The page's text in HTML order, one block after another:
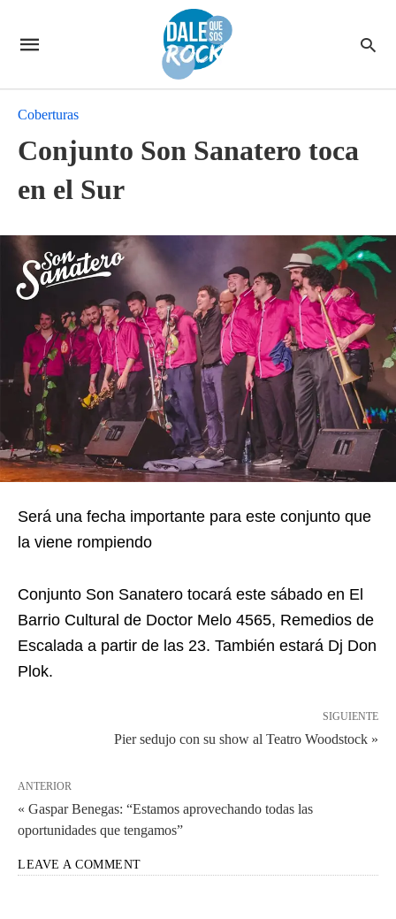
Coberturas
Conjunto Son Sanatero toca
en el Sur
Será una fecha importante para este conjunto que
la viene rompiendo
Conjunto Son Sanatero tocará este sábado en El
Barrio Cultural de Doctor Melo 4565, Remedios de
Escalada a partir de las 23. También estará Dj Don
Plok.
SIGUIENTE
Pier sedujo con su show al Teatro Woodstock »
ANTERIOR
« Gaspar Benegas: “Estamos aprovechando todas las
oportunidades que tengamos”
LEAVE A COMMENT